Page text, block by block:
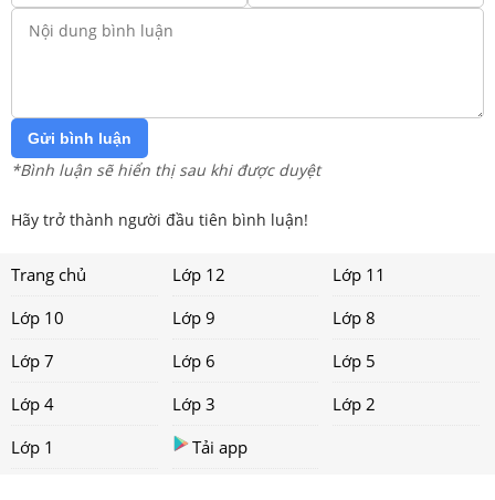
Gửi bình luận
*Bình luận sẽ hiển thị sau khi được duyệt
Hãy trở thành người đầu tiên bình luận!
Trang chủ Lớp 12
Lớp 11
Lớp 10
Lớp 9
Lớp 8
Lớp 7
Lớp 6
Lớp 5
Lớp 4
Lớp 3
Lớp 2
Lớp 1
Tải app